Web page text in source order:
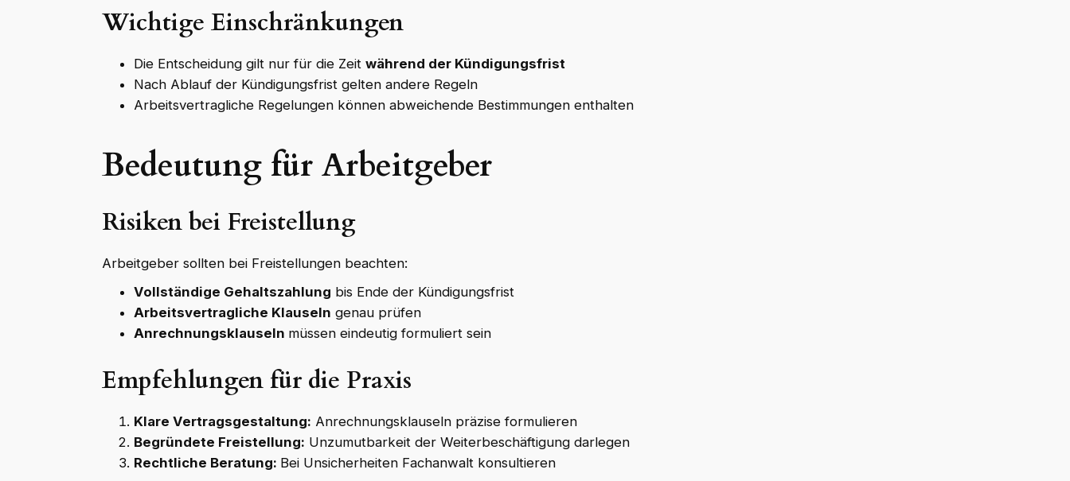
Wichtige Einschränkungen
Die Entscheidung gilt nur für die Zeit während der Kündigungsfrist
Nach Ablauf der Kündigungsfrist gelten andere Regeln
Arbeitsvertragliche Regelungen können abweichende Bestimmungen enthalten
Bedeutung für Arbeitgeber
Risiken bei Freistellung
Arbeitgeber sollten bei Freistellungen beachten:
Vollständige Gehaltszahlung bis Ende der Kündigungsfrist
Arbeitsvertragliche Klauseln genau prüfen
Anrechnungsklauseln müssen eindeutig formuliert sein
Empfehlungen für die Praxis
Klare Vertragsgestaltung: Anrechnungsklauseln präzise formulieren
Begründete Freistellung: Unzumutbarkeit der Weiterbeschäftigung darlegen
Rechtliche Beratung: Bei Unsicherheiten Fachanwalt konsultieren